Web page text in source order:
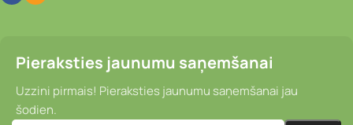
Pieraksties jaunumu saņemšanai
Uzzini pirmais! Pieraksties jaunumu saņemšanai jau
šodien.